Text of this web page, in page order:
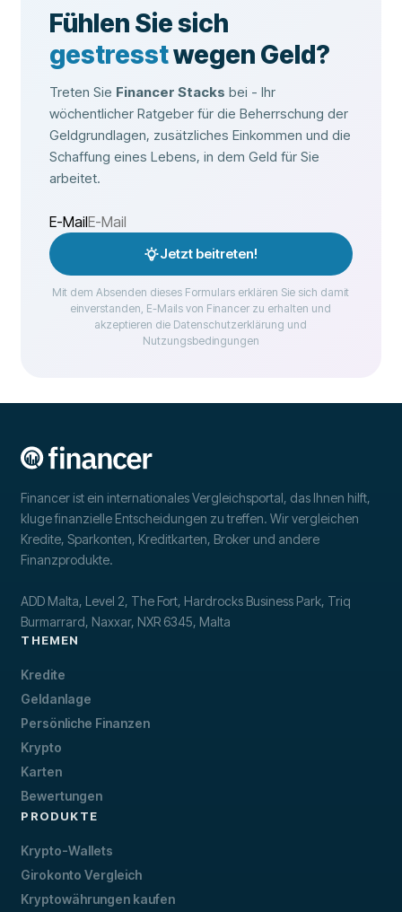
Fühlen Sie sich
gestresstwegen Geld?
Treten Sie Financer Stacks bei - Ihr
wöchentlicher Ratgeber für die Beherrschung der
Geldgrundlagen, zusätzliches Einkommen und die
Schaffung eines Lebens, in dem Geld für Sie
arbeitet.
E-Mail
Jetzt beitreten!
Mit dem Absenden dieses Formulars erklären Sie sich damit
einverstanden, E-Mails von Financer zu erhalten und
akzeptieren die Datenschutzerklärung und
Nutzungsbedingungen
Financer ist ein internationales Vergleichsportal, das Ihnen hilft,
kluge finanzielle Entscheidungen zu treffen. Wir vergleichen
Kredite, Sparkonten, Kreditkarten, Broker und andere
Finanzprodukte.
ADD Malta, Level 2, The Fort, Hardrocks Business Park, Triq
Burmarrard, Naxxar, NXR 6345, Malta
THEMEN
Kredite
Geldanlage
Persönliche Finanzen
Krypto
Karten
Bewertungen
PRODUKTE
Krypto-Wallets
Girokonto Vergleich
Kryptowährungen kaufen